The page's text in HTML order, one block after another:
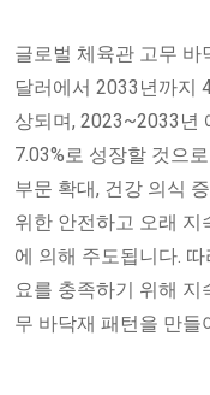
글로벌 체육관 고무
달러에서 2033년까지
상되며, 2023~2033년
7.03%로 성장할 것으
부문 확대, 건강 의식
위한 안전하고 오래
에 의해 주도됩니다.
요를 충족하기 위해 지
무 바닥재 패턴을 만들